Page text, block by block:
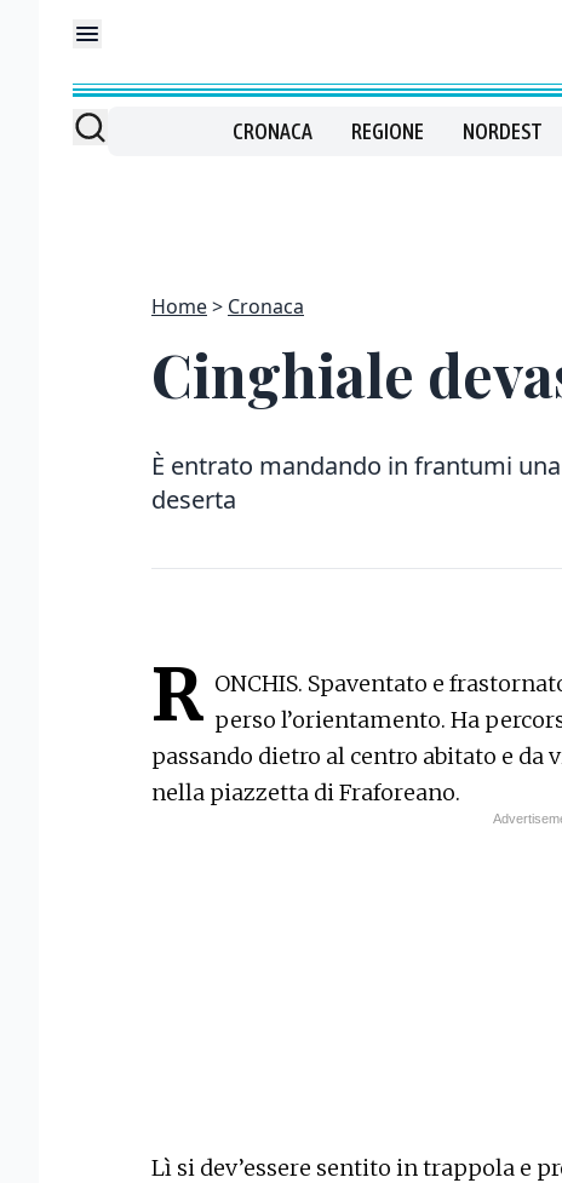
CRONACA REGIONE NORDEST
Home Cronaca
Cinghiale
È entrato mandando in frantumi
deserta
R ONCHIS. Spaventato e
perso l’orientamento. Ha
passando dietro al centro abitato e
nella piazzetta di Fraforeano.
Lì si dev’essere sentito in trappola e